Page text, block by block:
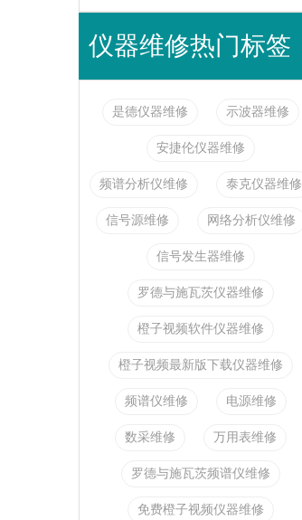
仪器维修热门标签
是德仪器维修 示波器维修
安捷伦仪器维修
频谱分析仪维修 泰克仪器维修
信号源维修 网络分析仪维修
信号发生器维修
罗德与施瓦茨仪器维修
橙子视频软件仪器维修
橙子视频最新版下载仪器维修
频谱仪维修 电源维修
数采维修 万用表维修
罗德与施瓦茨频谱仪维修
免费橙子视频仪器维修